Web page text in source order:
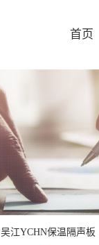
首页
吴江YCHN保温隔声板